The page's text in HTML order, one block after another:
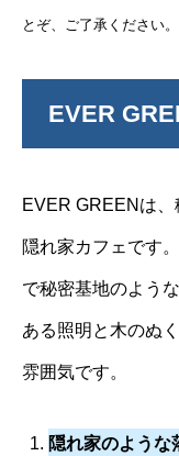
とぞ、ご了承ください。
EVER
EVER GREENは
隠れ家カフェです
で秘密基地のよう
ある照明と木のぬ
雰囲気です。
隠れ家のような